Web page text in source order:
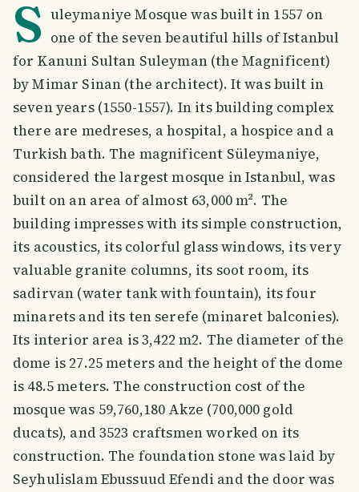
S uleymaniye Mosque was built in 1557 on
one of the seven beautiful hills of Istanbul
for Kanuni Sultan Suleyman (the Magnificent)
by Mimar Sinan (the architect). It was built in
seven years (1550-1557). In its building complex
there are medreses, a hospital, a hospice and a
Turkish bath. The magnificent Süleymaniye,
considered the largest mosque in Istanbul, was
built on an area of almost 63,000 m². The
building impresses with its simple construction,
its acoustics, its colorful glass windows, its very
valuable granite columns, its soot room, its
sadirvan (water tank with fountain), its four
minarets and its ten serefe (minaret balconies).
Its interior area is 3,422 m2. The diameter of the
dome is 27.25 meters and the height of the dome
is 48.5 meters. The construction cost of the
mosque was 59,760,180 Akze (700,000 gold
ducats), and 3523 craftsmen worked on its
construction. The foundation stone was laid by
Seyhulislam Ebussuud Efendi and the door was